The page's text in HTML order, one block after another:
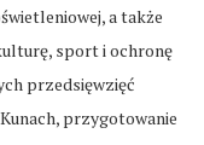
a także
sport i ochronę
przedsięwzięć
przygotowanie